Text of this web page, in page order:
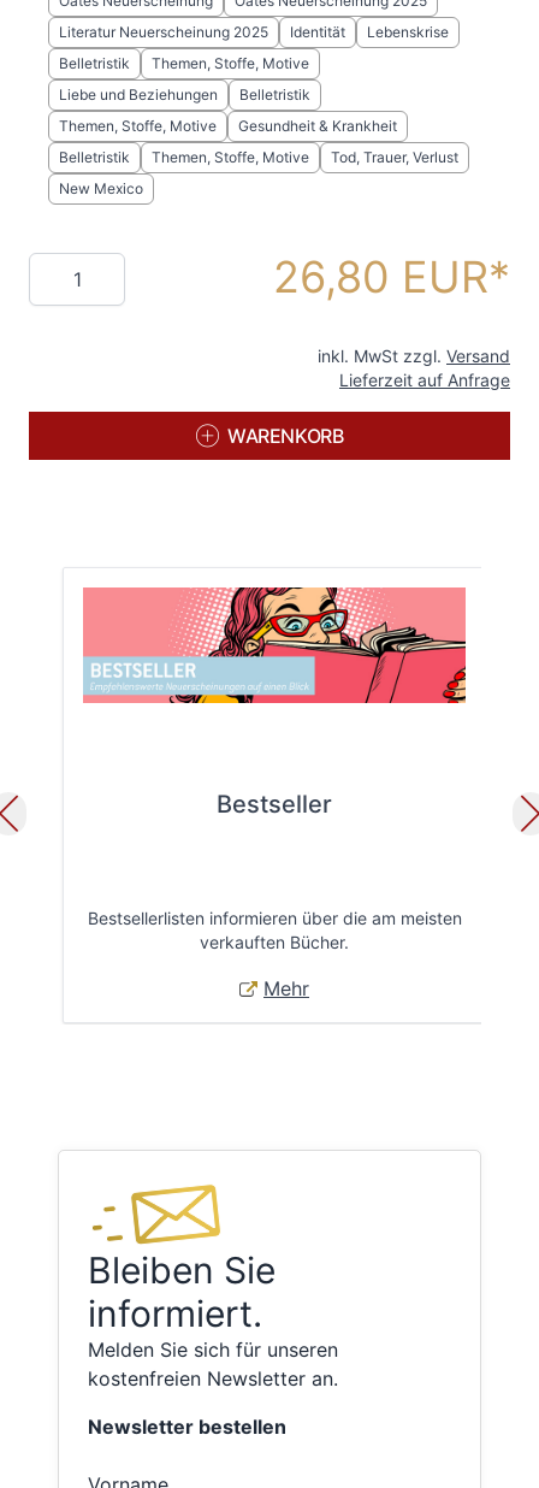
Literatur Neuerscheinung 2025
Identität
Lebenskrise
Belletristik
Themen, Stoffe, Motive
Liebe und Beziehungen
Belletristik
Themen, Stoffe, Motive
Gesundheit & Krankheit
Belletristik
Themen, Stoffe, Motive
Tod, Trauer, Verlust
New Mexico
Menge 26,80 EUR
inkl. MwSt zzgl. Versand
Lieferzeit auf Anfrage
WARENKORB
Bestseller
Bestsellerlisten informieren über die am meisten
verkauften Bücher.
Mehr
Bleiben Sie
informiert.
Melden Sie sich für unseren
kostenfreien Newsletter an.